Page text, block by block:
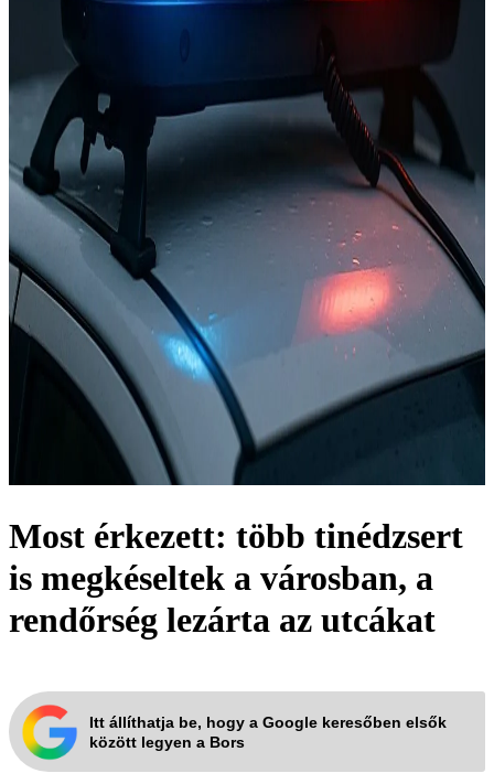
Most érkezett: több tinédzsert
is megkéseltek a városban, a
rendőrség lezárta az utcákat
Itt állíthatja be, hogy a Google keresőben elsők
között legyen a Bors